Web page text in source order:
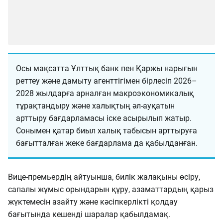
Осы мақсатта Ұлттық банк пен Қаржы нарығын
реттеу және дамыту агенттігімен бірлесіп 2026–
2028 жылдарға арналған макроэкономикалық
тұрақтандыру және халықтың әл-ауқатын
арттыру бағдарламасы іске асырылып жатыр.
Сонымен қатар биыл халық табысын арттыруға
бағытталған жеке бағдарлама да қабылданған.
Вице-премьердің айтуынша, билік жалақыны өсіру,
сапалы жұмыс орындарын құру, азаматтардың қарыз
жүктемесін азайту және кәсіпкерлікті қолдау
бағытында кешенді шаралар қабылдамақ.